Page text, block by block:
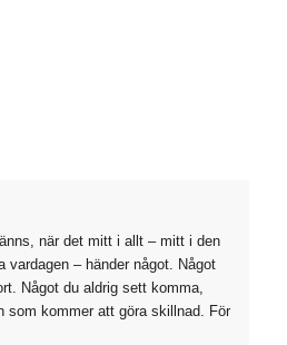
när det mitt i allt – mitt i den
vardagen – händer något. Något
Något du aldrig sett komma,
som kommer att göra skillnad. För